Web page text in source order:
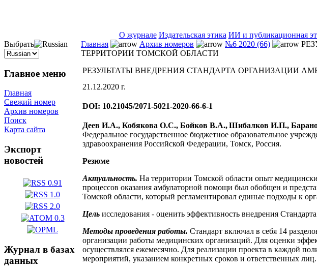
О журнале Издательская этика ИИ и публикационная
Выбрать
Главное меню
Главная
Свежий номер
Архив номеров
Поиск
Карта сайта
Экспорт
новостей
Журнал в базах
данных
Главная Архив номеров №6 2020 (66)
ТЕРРИТОРИИ ТОМСКОЙ ОБЛАСТИ
РЕЗУЛЬТАТЫ ВНЕДРЕНИЯ СТАНДАРТА ОРГАНИЗАЦИИ
21.12.2020 г.
DOI: 10.21045/2071-5021-2020-66-6-1
Деев И.А., Кобякова О.С., Бойков В.А.,Шибалков И.П.,
Федеральное государственное бюджетное образовательное
здравоохранения Российской Федерации, Томск, Россия.
Резюме
Актуальность. На территории Томской области опыт
процессов оказания амбулаторной помощи был обобщен и
Томской области, который регламентировал единые подходы к
Цель исследования - оценить эффективность внедрения
Методы проведения работы. Стандарт включал в себя 14
организации работы медицинских организаций. Для оценки
осуществлялся ежемесячно. Для реализации проекта в каждой
мероприятий, указанием конкретных сроков и ответственных лиц.